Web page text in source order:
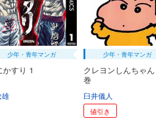
少年・青年マンガ
かすり 1
雄
少年・青年マンガ
クレヨンしんちゃ
巻
臼井儀人
値引き